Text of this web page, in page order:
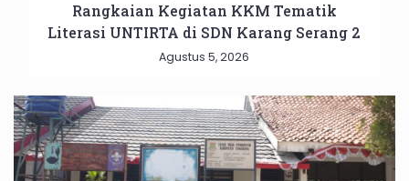
Rangkaian Kegiatan KKM Tematik
Literasi UNTIRTA di SDN Karang Serang 2
Agustus 5, 2026